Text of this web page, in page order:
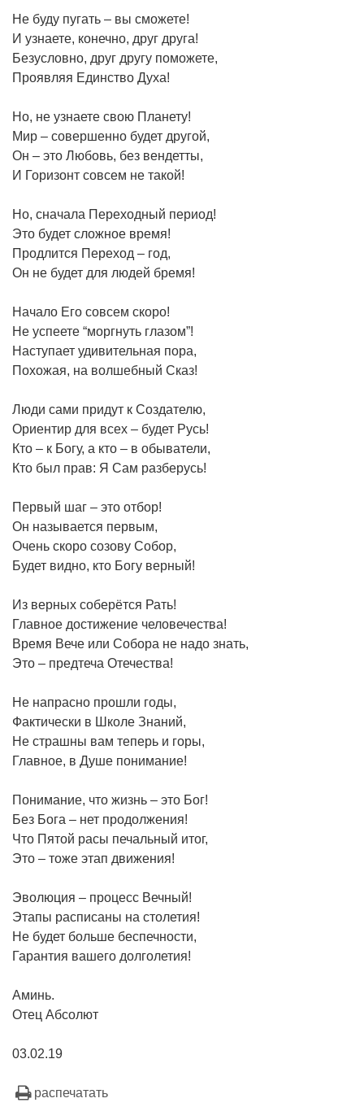
Не буду пугать – вы сможете!
И узнаете, конечно, друг друга!
Безусловно, друг другу поможете,
Проявляя Единство Духа!
Но, не узнаете свою Планету!
Мир – совершенно будет другой,
Он – это Любовь, без вендетты,
И Горизонт совсем не такой!
Но, сначала Переходный период!
Это будет сложное время!
Продлится Переход – год,
Он не будет для людей бремя!
Начало Его совсем скоро!
Не успеете “моргнуть глазом”!
Наступает удивительная пора,
Похожая, на волшебный Сказ!
Люди сами придут к Создателю,
Ориентир для всех – будет Русь!
Кто – к Богу, а кто – в обыватели,
Кто был прав: Я Сам разберусь!
Первый шаг – это отбор!
Он называется первым,
Очень скоро созову Собор,
Будет видно, кто Богу верный!
Из верных соберётся Рать!
Главное достижение человечества!
Время Вече или Собора не надо знать,
Это – предтеча Отечества!
Не напрасно прошли годы,
Фактически в Школе Знаний,
Не страшны вам теперь и горы,
Главное, в Душе понимание!
Понимание, что жизнь – это Бог!
Без Бога – нет продолжения!
Что Пятой расы печальный итог,
Это – тоже этап движения!
Эволюция – процесс Вечный!
Этапы расписаны на столетия!
Не будет больше беспечности,
Гарантия вашего долголетия!
Аминь.
Отец Абсолют
03.02.19
распечатать